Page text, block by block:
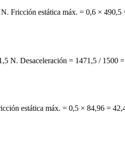
Fricción estática máx. = 0,6 ×
Desaceleración = 1471,5 / 1500
estática máx. = 0,5 × 84,96 =